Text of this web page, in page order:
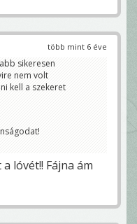
több mint 6 éve
sikeresen
nem volt
kell a szekeret
lóvét!! Fájna ám